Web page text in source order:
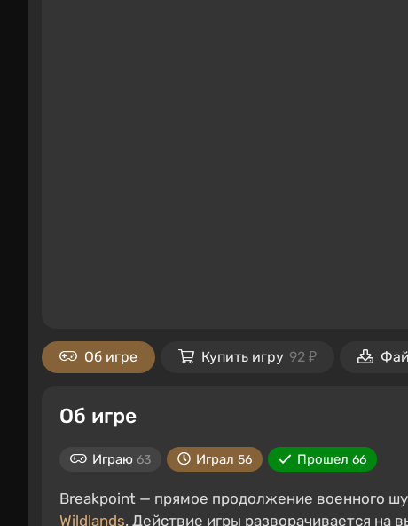
Об игре Купить игру 92 ₽
Об игре
Играю 63 Играл 56 Прошел 66
Breakpoint — прямое продолжение военного
Wildlands. Действие игры разворачивается